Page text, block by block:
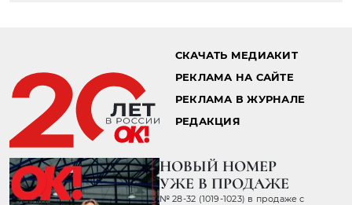
СКАЧАТЬ МЕДИАКИТ
РЕКЛАМА НА САЙТЕ
РЕКЛАМА В ЖУРНАЛЕ
РЕДАКЦИЯ
НОВЫЙ НОМЕР
УЖЕ В ПРОДАЖЕ
№ 28-32 (1019-1023) в продаже с